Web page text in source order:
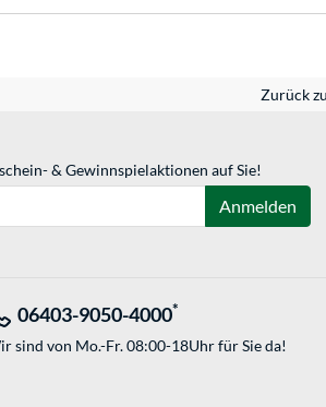
Zurück
& Gewinnspielaktionen auf Sie!
Anmelden
06403-9050-4000*
sind von Mo.-Fr. 08:00-18Uhr für Sie da!